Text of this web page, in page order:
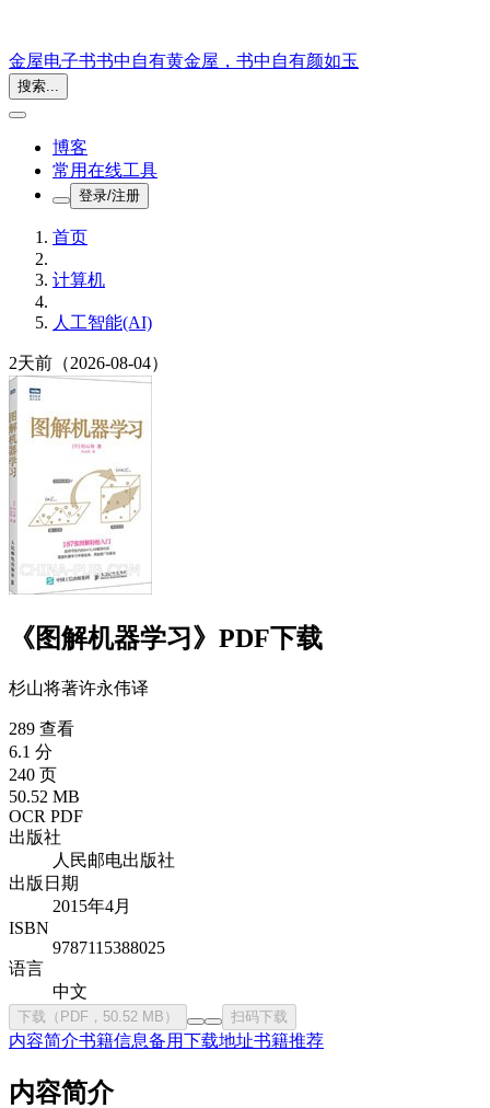
金屋电子书书中自有黄金屋，书中自有颜如玉
搜索...
博客
常用在线工具
登录/注册
首页
计算机
人工智能(AI)
2天前 （2026-08-04）
《图解机器学习》PDF下载
杉山将著许永伟译
289 查看
6.1 分
240 页
50.52 MB
OCR PDF
出版社
人民邮电出版社
出版日期
2015年4月
ISBN
9787115388025
语言
中文
下载（PDF，50.52 MB） 扫码下载
内容简介书籍信息备用下载地址书籍推荐
内容简介